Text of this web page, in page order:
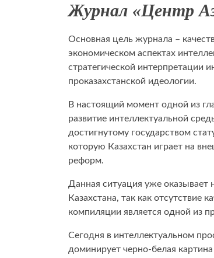
Экономика
Политика
Журнал «Центр
Основная цель журнала –
экономическом аспектах
стратегической интерпретации
проказахстанской идеологии.
В настоящий момент одной из
развитие интеллектуальной
достигнутому государством
которую Казахстан играет на
реформ.
Данная ситуация уже оказывает
Казахстана, так как отсутствие
компиляции является одной из
Сегодня в интеллектуальном
доминирует черно-белая